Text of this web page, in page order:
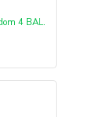
4 BAL.